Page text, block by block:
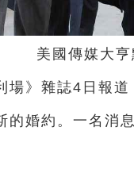
美國傳媒大
場》雜誌4日報
的婚約。一名消